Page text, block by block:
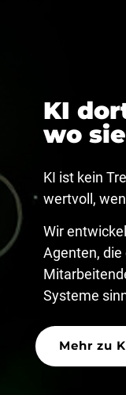
KI
wo
KI ist kein
wertvoll,
Wir
Agenten,
Systeme
Mehr zu